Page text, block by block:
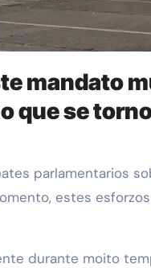
mandato
que se
estes
durante moito